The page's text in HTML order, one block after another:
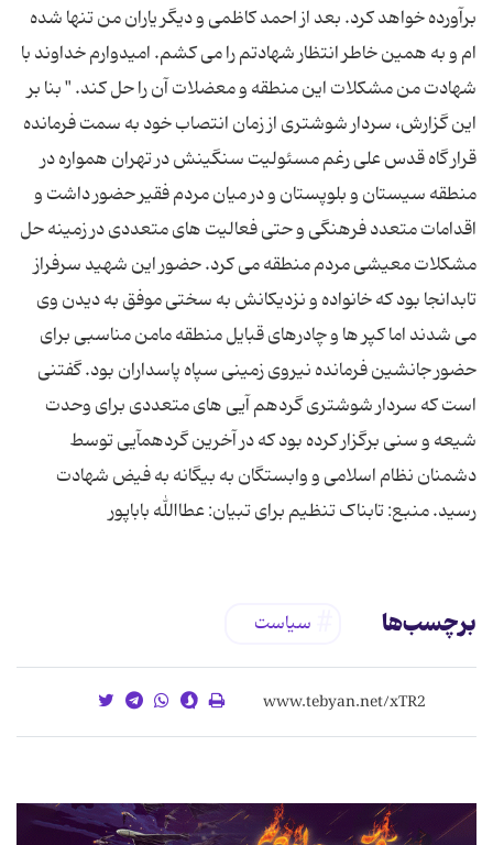
برآورده خواهد کرد. بعد از احمد کاظمی و دیگر یاران من تنها شده
ام و به همین خاطر انتظار شهادتم را می کشم. امیدوارم خداوند با
شهادت من مشکلات این منطقه و معضلات آن را حل کند. " بنا بر
این گزارش، سردار شوشتری از زمان انتصاب خود به سمت فرمانده
قرار گاه قدس علی رغم مسئولیت سنگینش در تهران همواره در
منطقه سیستان و بلوپستان و در میان مردم فقیر حضور داشت و
اقدامات متعدد فرهنگی و حتی فعالیت های متعددی در زمینه حل
مشکلات معیشی مردم منطقه می کرد. حضور این شهید سرفراز
تابدانجا بود که خانواده و نزدیکانش به سختی موفق به دیدن وی
می شدند اما کپر ها و چادرهای قبایل منطقه مامن مناسبی برای
حضور جانشین فرمانده نیروی زمینی سپاه پاسداران بود. گفتنی
است که سردار شوشتری گردهم آیی های متعددی برای وحدت
شیعه و سنی برگزار کرده بود که در آخرین گردهمآیی توسط
دشمنان نظام اسلامی و وابستگان به بیگانه به فیض شهادت
رسید. منبع: تابناک تنظیم برای تبیان: عطاالله باباپور
برچسب‌ها سیاست